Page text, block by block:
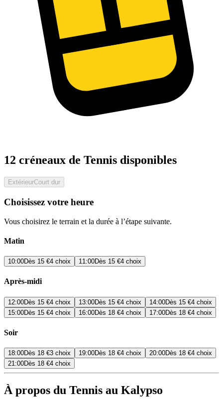
12 créneaux de Tennis disponibles
ExtérieurCourt dur
Choisissez votre heure
Vous choisirez le terrain et la durée à l’étape suivante.
Matin
10:00Dès 15 €4 choix 11:00Dès 15 €4 choix
Après-midi
12:00Dès 15 €4 choix 13:00Dès 15 €4 choix 14:00Dès 15 €4 choix
15:00Dès 15 €4 choix 16:00Dès 18 €4 choix 17:00Dès 18 €4 choix
Soir
18:00Dès 18 €3 choix 19:00Dès 18 €4 choix 20:00Dès 18 €4 choix
21:00Dès 18 €4 choix
À propos du Tennis au Kalypso